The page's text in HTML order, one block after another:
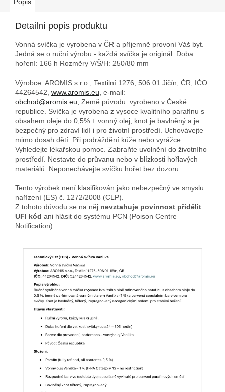
Detailní popis produktu
Vonná svíčka je vyrobena v ČR a příjemně provoní Váš byt.
Jedná se o ruční výrobu - každá svíčka je originál. Doba
hoření: 166 h Rozměry V/Š/H: 250/80 mm
Výrobce: AROMIS s.r.o., Textilní 1276, 506 01 Jičín, ČR, IČO
44264542, www.aromis.eu, e-mail:
obchod@aromis.eu, Země původu: vyrobeno v České
republice. Svíčka je vyrobena z vysoce kvalitního parafínu s
obsahem oleje do 0,5% + vonný olej, knot je bavlněný a je
bezpečný pro zdraví lidí i pro životní prostředí. Uchovávejte
mimo dosah dětí. Při podráždění kůže nebo vyrážce:
Vyhledejte lékařskou pomoc. Zabraňte uvolnění do životního
prostředí. Nestavte do průvanu nebo v blízkosti hořlavých
materiálů. Neponechávejte svíčku hořet bez dozoru.
Tento výrobek není klasifikován jako nebezpečný ve smyslu
nařízení (ES) č. 1272/2008 (CLP).
Z tohoto důvodu se na něj nevztahuje povinnost přidělit
UFI kód ani hlásit do systému PCN (Poison Centre
Notification).